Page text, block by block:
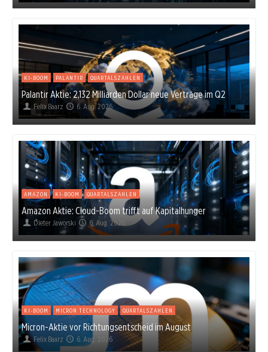
KI-BOOM PALANTIR QUARTALSZAHLEN
Palantir Aktie: 2,132 Milliarden Dollar neue Verträge im Q2
Felix Baarz 6. Aug. 2026
AMAZON KI-BOOM QUARTALSZAHLEN
Amazon Aktie: Cloud-Boom trifft auf Kapitalhunger
Dieter Jaworski 6. Aug. 2026
KI-BOOM MICRON TECHNOLOGY QUARTALSZAHLEN
Micron-Aktie vor Richtungsentscheid im August
Felix Baarz 6. Aug. 2026